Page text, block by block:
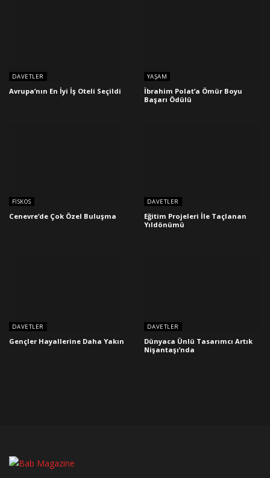
DAVETLER
Avrupa’nın En İyi İş Oteli Seçildi
YAŞAM
İbrahim Polat’a Ömür Boyu
Başarı Ödülü
FISKOS
Cenevre’de Çok Özel Buluşma
DAVETLER
Eğitim Projeleri İle Taçlanan
Yıldönümü
DAVETLER
Gençler Hayallerine Daha Yakın
DAVETLER
Dünyaca Ünlü Tasarımcı Artık
Nişantaşı’nda